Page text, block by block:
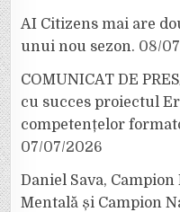
AI Citizens mai are
unui nou sezon. 08/
COMUNICAT DE
cu succes proiectul
competențelor
07/07/2026
Daniel Sava,
Mentală și Campion